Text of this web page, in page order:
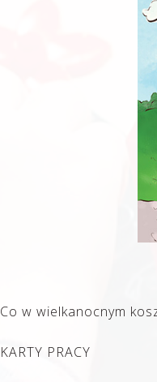
Co w wielkanocnym
KARTY PRACY